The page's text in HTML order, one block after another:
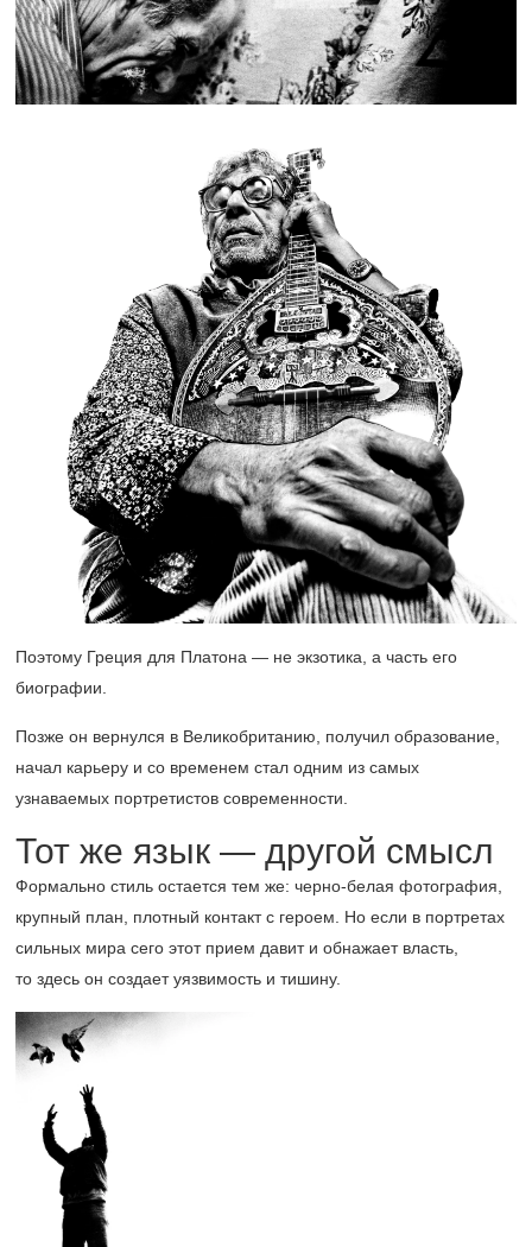
Поэтому Греция для Платона — не экзотика, а часть его
биографии.
Позже он вернулся в Великобританию, получил образование,
начал карьеру и со временем стал одним из самых
узнаваемых портретистов современности.
Тот же язык — другой смысл
Формально стиль остается тем же: черно-белая фотография,
крупный план, плотный контакт с героем. Но если в портретах
сильных мира сего этот прием давит и обнажает власть,
то здесь он создает уязвимость и тишину.